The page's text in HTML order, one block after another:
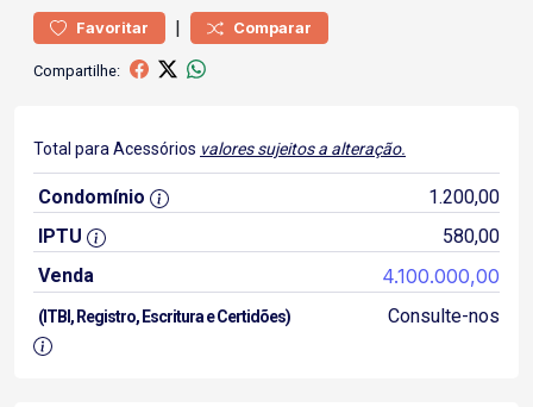
Favoritar | Comparar
Compartilhe:
Total para Acessórios valores sujeitos a alteração.
Condomínio
1.200,00
IPTU
580,00
Venda
4.100.000,00
(ITBI, Registro, Escritura e Certidões) Consulte-nos